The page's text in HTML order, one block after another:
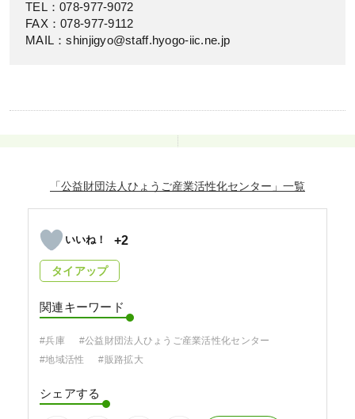
TEL：078-977-9072
FAX：078-977-9112
MAIL：shinjigyo@staff.hyogo-iic.ne.jp
「公益財団法人ひょうご産業活性化センター」
+2
タイアップ
関連キーワード
#兵庫
#公益財団法人ひょうご産業活性化センター
#地域活性
#販路拡大
シェアする